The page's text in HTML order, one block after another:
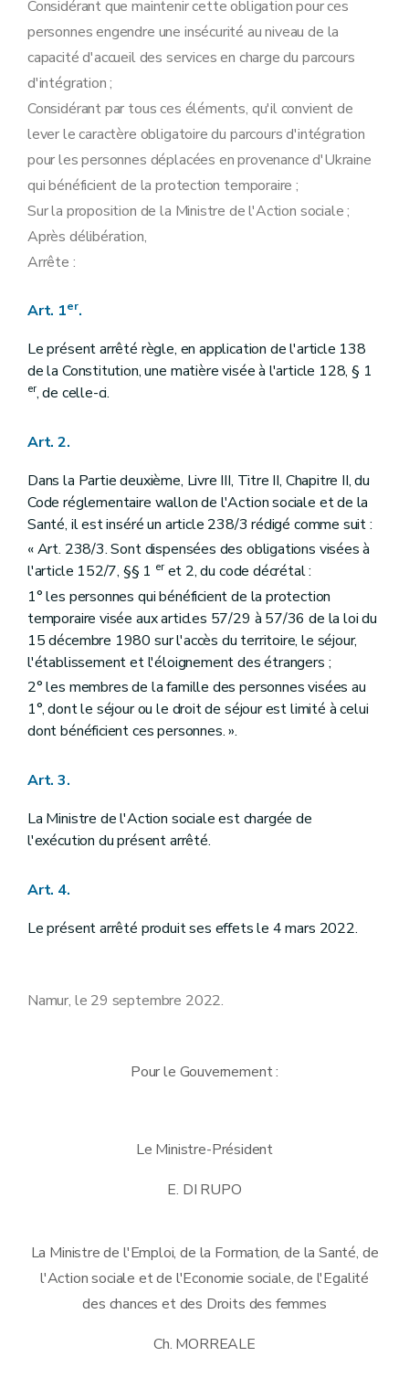
Considérant que maintenir cette obligation pour ces
personnes engendre une insécurité au niveau de la
capacité d'accueil des services en charge du parcours
d'intégration ;
Considérant par tous ces éléments, qu'il convient de
lever le caractère obligatoire du parcours d'intégration
pour les personnes déplacées en provenance d'Ukraine
qui bénéficient de la protection temporaire ;
Sur la proposition de la Ministre de l'Action sociale ;
Après délibération,
Arrête :
Art. 1er.
Le présent arrêté règle, en application de l'article 138
de la Constitution, une matière visée à l'article 128, § 1
er, de celle-ci.
Art. 2.
Dans la Partie deuxième, Livre III, Titre II, Chapitre II, du
Code réglementaire wallon de l'Action sociale et de la
Santé, il est inséré un article 238/3 rédigé comme suit :
« Art. 238/3. Sont dispensées des obligations visées à
l'article 152/7, §§ 1 eret 2, du code décrétal :
1° les personnes qui bénéficient de la protection
temporaire visée aux articles 57/29 à 57/36 de la loi du
15 décembre 1980 sur l'accès du territoire, le séjour,
l'établissement et l'éloignement des étrangers ;
2° les membres de la famille des personnes visées au
1°, dont le séjour ou le droit de séjour est limité à celui
dont bénéficient ces personnes. ».
Art. 3.
La Ministre de l'Action sociale est chargée de
l'exécution du présent arrêté.
Art. 4.
Le présent arrêté produit ses effets le 4 mars 2022.
Namur, le 29 septembre 2022.
Pour le Gouvernement :
Le Ministre-Président
E. DI RUPO
La Ministre de l'Emploi, de la Formation, de la Santé, de
l'Action sociale et de l'Economie sociale, de l'Egalité
des chances et des Droits des femmes
Ch. MORREALE